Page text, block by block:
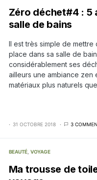
Zéro déchet#4 : 5
salle de bains
Il est très simple de mettre
place dans sa salle de
considérablement ses
ailleurs une ambiance
matériaux plus naturels
31 OCTOBRE 2018 3
BEAUTÉ VOYAGE
Ma trousse de